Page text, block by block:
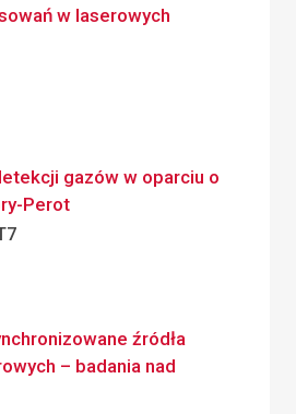
w laserowych
gazów w oparciu o
Perot
źródła
– badania nad